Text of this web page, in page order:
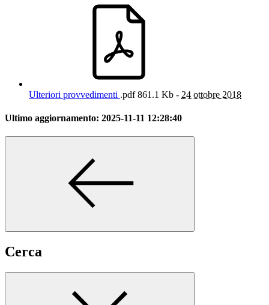
Ulteriori provvedimenti .pdf861.1 Kb - 24 ottobre 2018
Ultimo aggiornamento: 2025-11-11 12:28:40
Cerca